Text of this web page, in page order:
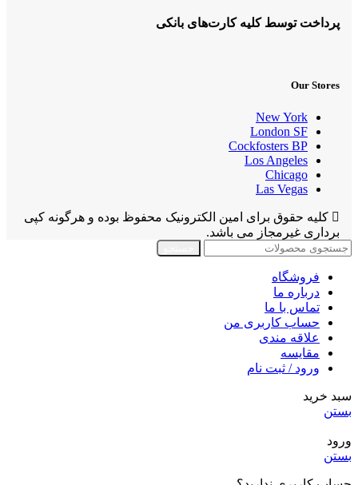
پرداخت توسط کلیه کارت‌های بانکی
Our Stores
New York
London SF
Cockfosters BP
Los Angeles
Chicago
Las Vegas
کلیه حقوق برای امین الکترونیک محفوظ بوده و هرگونه کپی
برداری غیرمجاز می باشد.
فروشگاه
درباره ما
تماس با ما
حساب کاربری من
علاقه مندی
مقايسه
ورود / ثبت نام
سبد خرید
بستن
ورود
بستن